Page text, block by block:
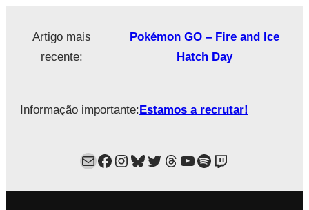
Artigo mais
recente:
Pokémon GO – Fire and Ice
Hatch Day
Informação importante:Estamos a recrutar!
MailFacebook
Instagram
Bluesky
Twitter
Estamos no Threads!
YouTube
Spotify
Twitch